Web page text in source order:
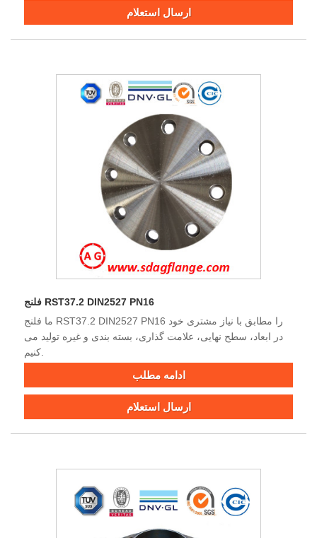
ارسال استعلام
فلنج RST37.2 DIN2527 PN16
ما فلنج RST37.2 DIN2527 PN16 را مطابق با نیاز مشتری خود
در ابعاد، سطح نهایی، علامت گذاری، بسته بندی و غیره تولید می
کنیم.
ادامه مطلب
ارسال استعلام